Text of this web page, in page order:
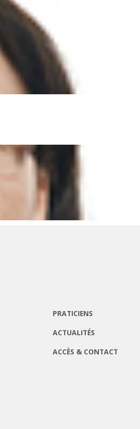
PRATICIENS
ACTUALITÉS
ACCÈS & CONTACT